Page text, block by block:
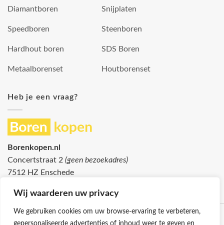
Wij waarderen uw privacy
We gebruiken cookies om uw browse-ervaring te verbeteren,
gepersonaliseerde advertenties of inhoud weer te geven en
Diamantboren
Speedboren
Hardhout boren
Metaalborenset
Snijplaten
Steenboren
SDS Boren
Houtborenset
Heb je een vraag?
Borenkopen.nl
Concertstraat 2 (geen bezoekadres)
7512 HZ Enschede